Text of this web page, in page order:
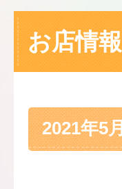
お店情報
2021年5